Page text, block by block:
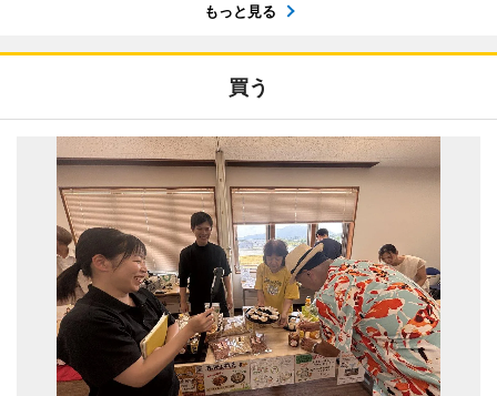
もっと見る
買う